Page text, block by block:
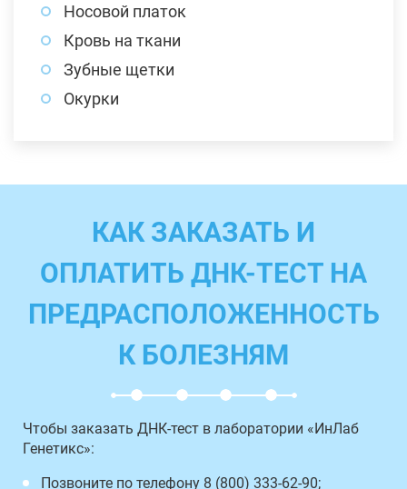
Носовой платок
Кровь на ткани
Зубные щетки
Окурки
КАК ЗАКАЗАТЬ И
ОПЛАТИТЬ ДНК-ТЕСТ НА
ПРЕДРАСПОЛОЖЕННОСТЬ
К БОЛЕЗНЯМ
Чтобы заказать ДНК-тест в лаборатории «ИнЛаб
Генетикс»:
Позвоните по телефону 8 (800) 333-62-90;